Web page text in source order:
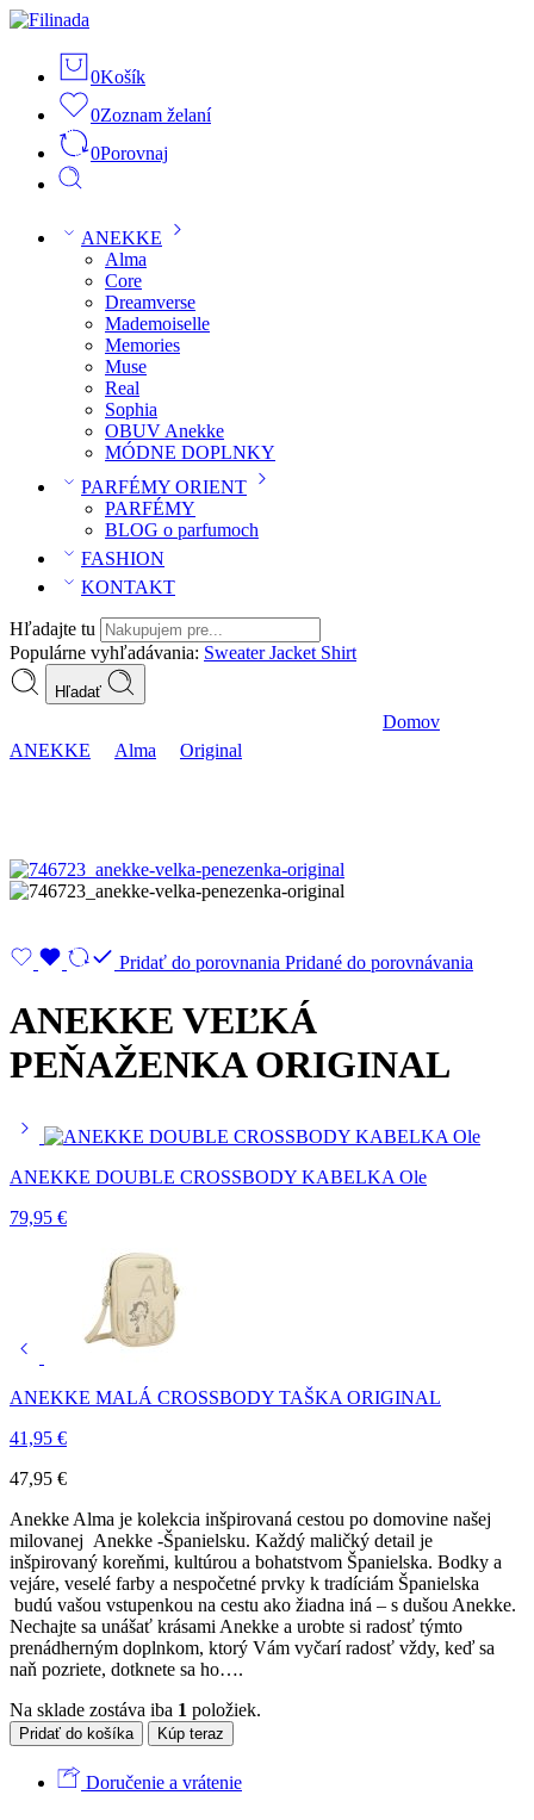
0Košík
0Zoznam želaní
0Porovnaj
ANEKKE
Alma
Core
Dreamverse
Mademoiselle
Memories
Muse
Real
Sophia
OBUV Anekke
MÓDNE DOPLNKY
PARFÉMY ORIENT
PARFÉMY
BLOG o parfumoch
FASHION
KONTAKT
Hľadajte tu
Populárne vyhľadávania: SweaterJacket Shirt
Hľadať
Domov
ANEKKE
Alma Original
Pridať do porovnania Pridané do porovnávania
ANEKKE VEĽKÁ
PEŇAŽENKA ORIGINAL
ANEKKE DOUBLE CROSSBODY KABELKA Ole
79,95 €
ANEKKE MALÁ CROSSBODY TAŠKA ORIGINAL
41,95 €
47,95 €
Anekke Alma je kolekcia inšpirovaná cestou po domovine našej
milovanej Anekke -Španielsku. Každý maličký detail je
inšpirovaný koreňmi, kultúrou a bohatstvom Španielska. Bodky a
vejáre, veselé farby a nespočetné prvky k tradíciám Španielska
budú vašou vstupenkou na cestu ako žiadna iná – s dušou Anekke.
Nechajte sa unášať krásami Anekke a urobte si radosť týmto
prenádherným doplnkom, ktorý Vám vyčarí radosť vždy, keď sa
naň pozriete, dotknete sa ho….
Na sklade zostáva iba 1 položiek.
Pridať do košíka Kúp teraz
Doručenie a vrátenie